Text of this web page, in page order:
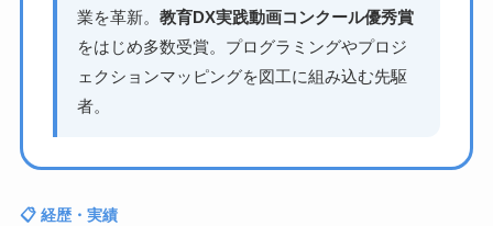
業を革新。教育DX実践動画コンクール優秀賞
をはじめ多数受賞。プログラミングやプロジ
ェクションマッピングを図工に組み込む先駆
者。
📋 経歴・実績